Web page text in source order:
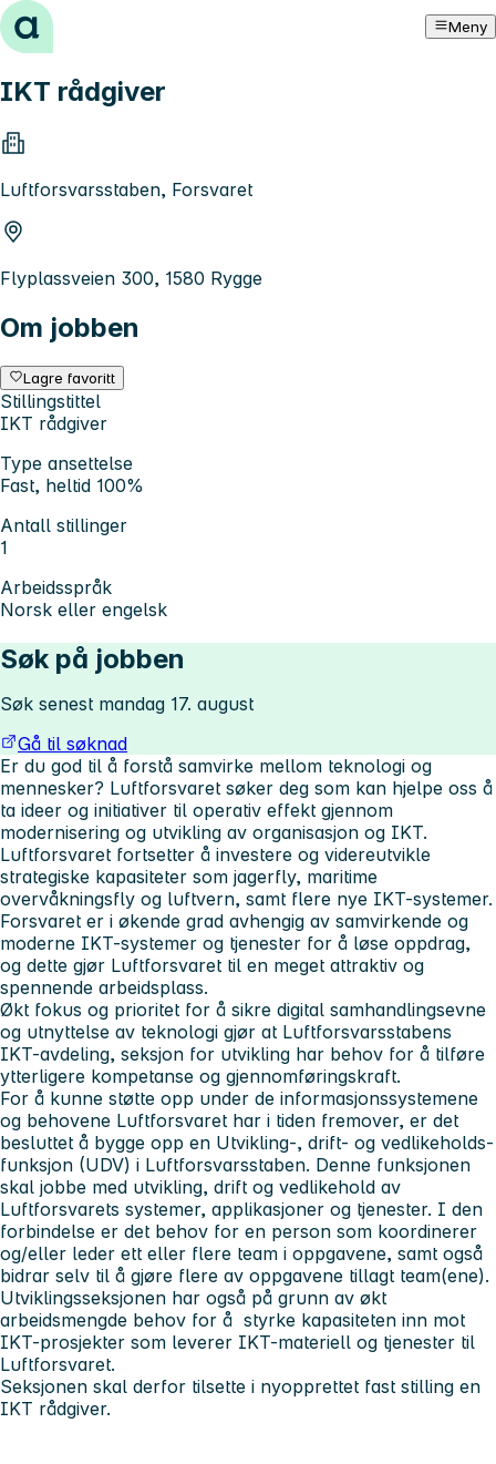
Hopp til innhold Meny
IKT rådgiver
Luftforsvarsstaben, Forsvaret
Flyplassveien 300, 1580 Rygge
Om jobben
Lagre favoritt
Stillingstittel
IKT rådgiver
Type ansettelse
Fast, heltid 100%
Antall stillinger
1
Arbeidsspråk
Norsk eller engelsk
Søk på jobben
Søk senest mandag 17. august
Gå til søknad
Er du god til å forstå samvirke mellom teknologi og
mennesker? Luftforsvaret søker deg som kan hjelpe oss å
ta ideer og initiativer til operativ effekt gjennom
modernisering og utvikling av organisasjon og IKT.
Luftforsvaret fortsetter å investere og videreutvikle
strategiske kapasiteter som jagerfly, maritime
overvåkningsfly og luftvern, samt flere nye IKT-systemer.
Forsvaret er i økende grad avhengig av samvirkende og
moderne IKT-systemer og tjenester for å løse oppdrag,
og dette gjør Luftforsvaret til en meget attraktiv og
spennende arbeidsplass.
Økt fokus og prioritet for å sikre digital samhandlingsevne
og utnyttelse av teknologi gjør at Luftforsvarsstabens
IKT-avdeling, seksjon for utvikling har behov for å tilføre
ytterligere kompetanse og gjennomføringskraft.
For å kunne støtte opp under de informasjonssystemene
og behovene Luftforsvaret har i tiden fremover, er det
besluttet å bygge opp en Utvikling-, drift- og vedlikeholds-
funksjon (UDV) i Luftforsvarsstaben. Denne funksjonen
skal jobbe med utvikling, drift og vedlikehold av
Luftforsvarets systemer, applikasjoner og tjenester. I den
forbindelse er det behov for en person som koordinerer
og/eller leder ett eller flere team i oppgavene, samt også
bidrar selv til å gjøre flere av oppgavene tillagt team(ene).
Utviklingsseksjonen har også på grunn av økt
arbeidsmengde behov for å styrke kapasiteten inn mot
IKT-prosjekter som leverer IKT-materiell og tjenester til
Luftforsvaret.
Seksjonen skal derfor tilsette i nyopprettet fast stilling en
IKT rådgiver.